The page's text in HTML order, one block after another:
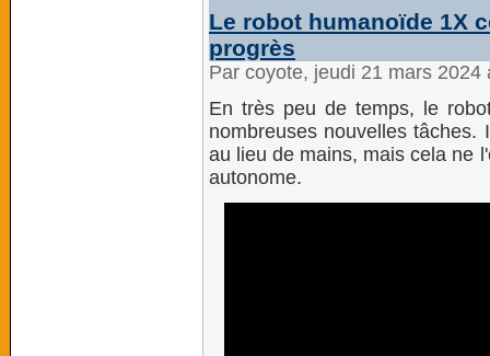
Le robot humanoïde 1X
progrès
Par coyote, jeudi 21 mars
En très peu de temps, le
nombreuses nouvelles
au lieu de mains, mais cela ne
autonome.